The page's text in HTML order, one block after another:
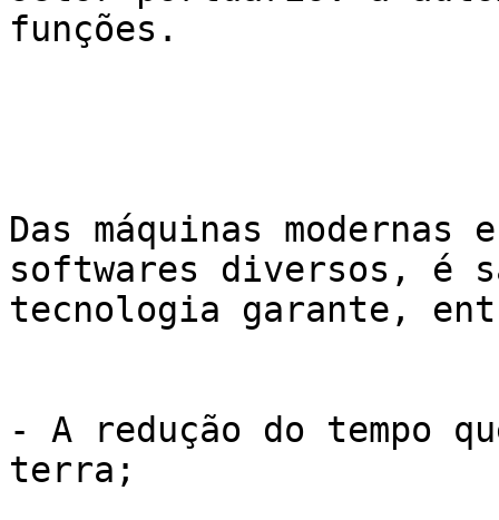
funções.
Das máquinas
softwares diversos, é
tecnologia garante,
- A redução do tempo
terra;